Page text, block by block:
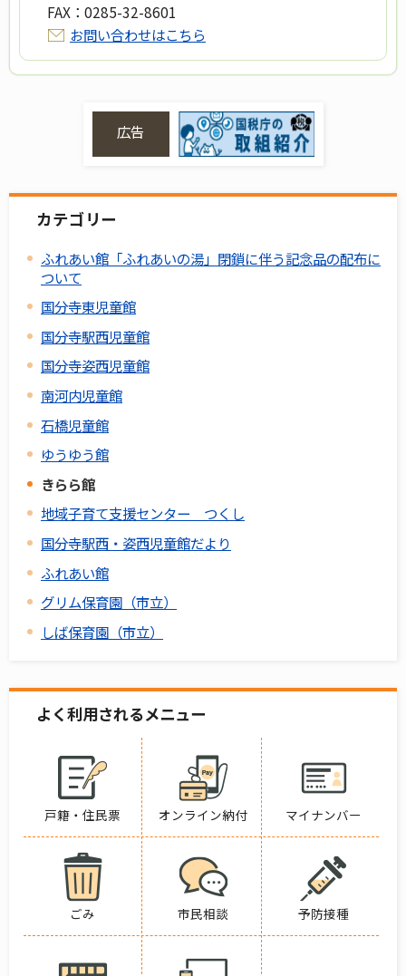
FAX： 0285-32-8601
お問い合わせはこちら
広告
カテゴリー
ふれあい館「ふれあいの湯」閉鎖に伴う記念品の配布に
ついて
国分寺東児童館
国分寺駅西児童館
国分寺姿西児童館
南河内児童館
石橋児童館
ゆうゆう館
きらら館
地域子育て支援センター つくし
国分寺駅西・姿西児童館だより
ふれあい館
グリム保育園（市立）
しば保育園（市立）
よく利用されるメニュー
戸籍・住民票 オンライン納付 マイナンバー
ごみ 市民相談 予防接種